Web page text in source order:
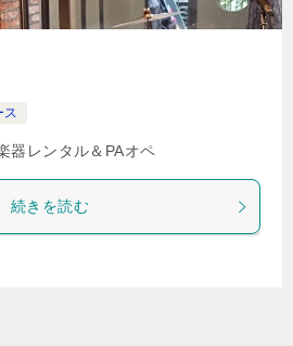
ス
器レンタル＆PAオペ
続きを読む